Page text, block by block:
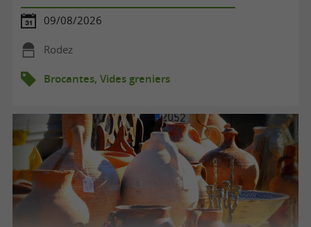
09/08/2026
Rodez
Brocantes, Vides greniers